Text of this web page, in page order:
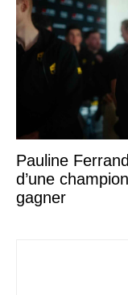
Pauline
d’une
gagner